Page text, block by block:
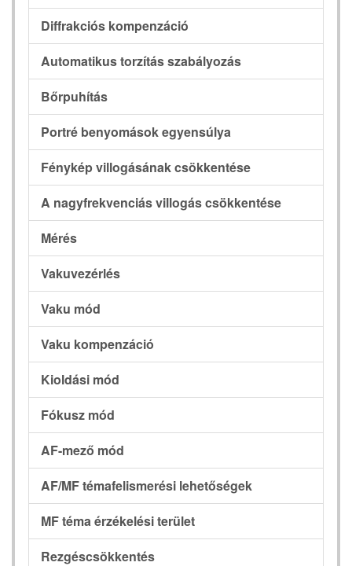
Diffrakciós kompenzáció
Automatikus torzítás szabályozás
Bőrpuhítás
Portré benyomások egyensúlya
Fénykép villogásának csökkentése
A nagyfrekvenciás villogás csökkentése
Mérés
Vakuvezérlés
Vaku mód
Vaku kompenzáció
Kioldási mód
Fókusz mód
AF-mező mód
AF/MF témafelismerési lehetőségek
MF téma érzékelési terület
Rezgéscsökkentés